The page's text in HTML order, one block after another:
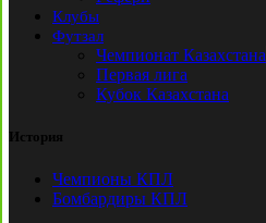
Клубы
Футзал
Чемпионат Казахстана
Первая лига
Кубок Казахстана
История
Чемпионы КПЛ
Бомбардиры КПЛ